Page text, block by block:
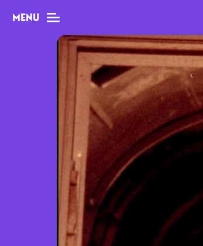
MENU
MAG
Dossiers
Tops
Interviews
Chroniques
Sorties
Newsletter